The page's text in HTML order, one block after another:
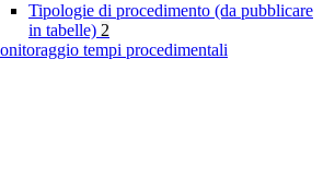
Tipologie di procedimento (da pubblicare
in tabelle) 2
tempi procedimentali